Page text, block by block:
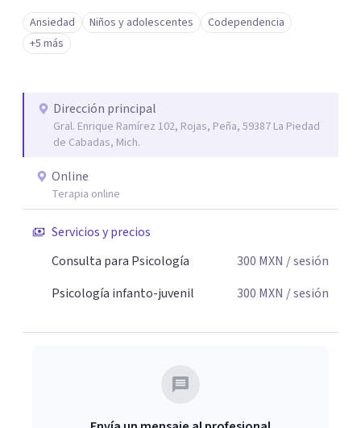
a tus necesidades específicas. Estoy aquí para escucharte
y brindarte las herramientas necesarias para fortalecer
tu paz mental.
Ansiedad Niños y adolescentes
Codependencia
+5 más
Dirección principal
Gral. Enrique Ramírez 102, Rojas, Peña, 59387 La Piedad
de Cabadas, Mich.
Online
Terapia online
Servicios y precios
Consulta para Psicología
300 MXN / sesión
Psicología infanto-juvenil
300 MXN / sesión